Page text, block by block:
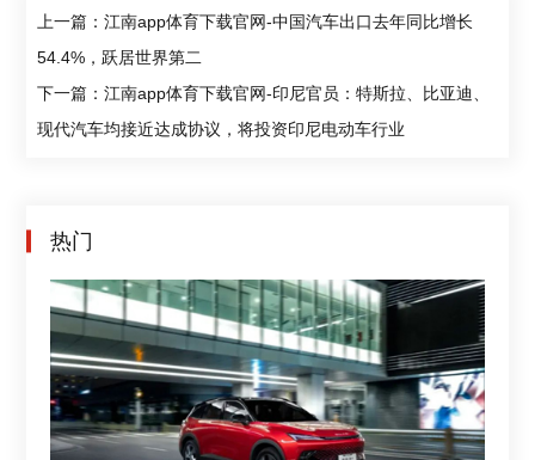
上一篇：江南app体育下载官网-中国汽车出口去年同比增长
54.4%，跃居世界第二
下一篇：江南app体育下载官网-印尼官员：特斯拉、比亚迪、
现代汽车均接近达成协议，将投资印尼电动车行业
热门